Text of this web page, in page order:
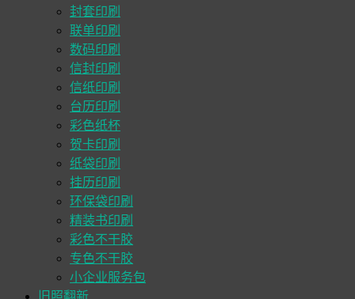
封套印刷
联单印刷
数码印刷
信封印刷
信纸印刷
台历印刷
彩色纸杯
贺卡印刷
纸袋印刷
挂历印刷
环保袋印刷
精装书印刷
彩色不干胶
专色不干胶
小企业服务包
旧照翻新